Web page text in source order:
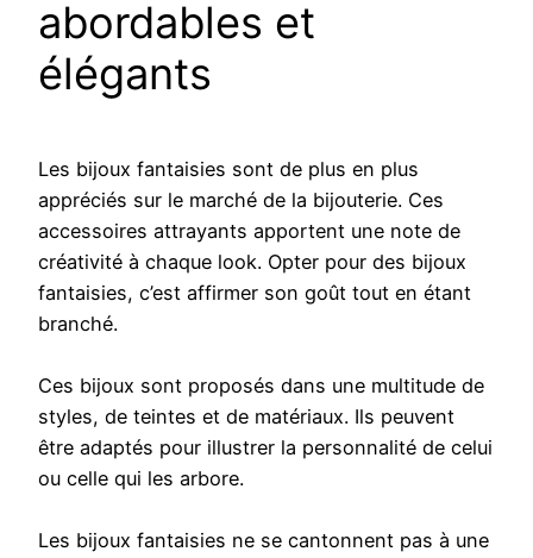
abordables et
élégants
Les bijoux fantaisies sont de plus en plus
appréciés sur le marché de la bijouterie. Ces
accessoires attrayants apportent une note de
créativité à chaque look. Opter pour des bijoux
fantaisies, c’est affirmer son goût tout en étant
branché.
Ces bijoux sont proposés dans une multitude de
styles, de teintes et de matériaux. Ils peuvent
être adaptés pour illustrer la personnalité de celui
ou celle qui les arbore.
Les bijoux fantaisies ne se cantonnent pas à une